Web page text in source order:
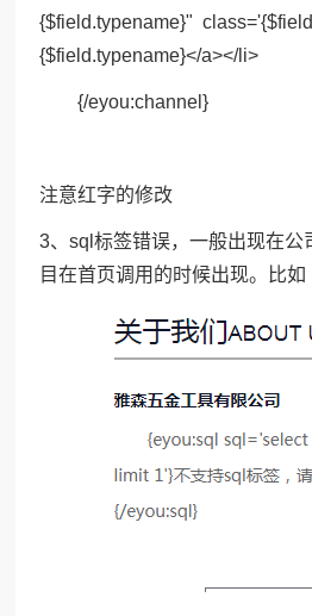
{$field.typename}"
{$field.typename}</a></li>
{/eyou:channel}
注意红字的修改
3、sql标签错误，一般出现在公
目在首页调用的时候出现。比如